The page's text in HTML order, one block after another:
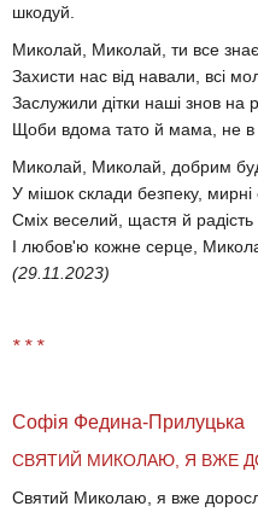
шкодуй.
Миколай, Миколай, ти все
Захисти нас від навали, всі
Заслужили дітки наші знов на
Щоби вдома тато й мама, не в
Миколай, Миколай, добрим
У мішок склади безпеку,
Сміх веселий, щастя й
І любов'ю кожне серце,
(29.11.2023)
* * *
Софія Федина-Прилуцька
СВЯТИЙ МИКОЛАЮ, Я ВЖЕ
Святий Миколаю, я вже